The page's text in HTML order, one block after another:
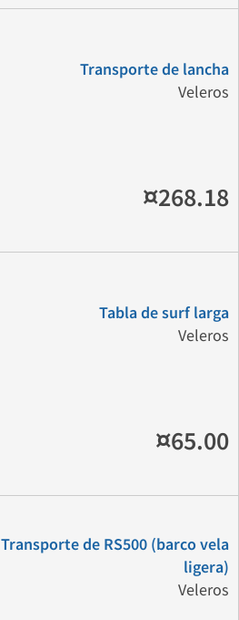
Transporte de lancha
Veleros
¤268.18
Tabla de surf larga
Veleros
¤65.00
Transporte de RS500 (barco vela
ligera)
Veleros